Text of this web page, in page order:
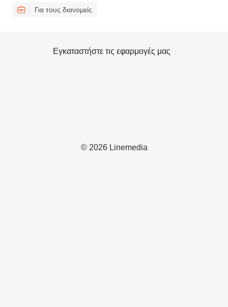
Για τους διανομείς
© 2026 Linemedia
Εγκαταστήστε τις εφαρμογές μας